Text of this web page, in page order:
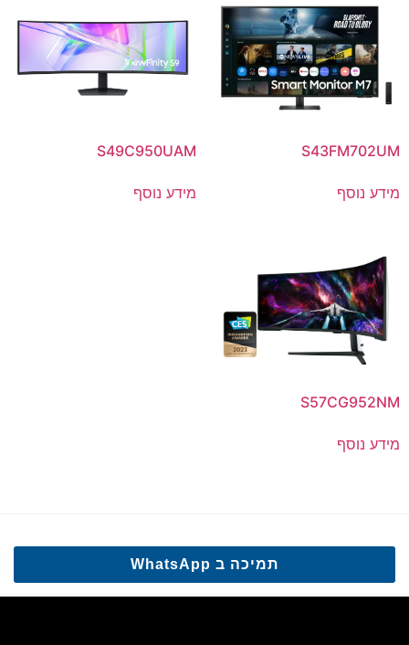
S43FM702UM
מידע נוסף
S49C950UAM
מידע נוסף
S57CG952NM
מידע נוסף
תמיכה ב WhatsApp